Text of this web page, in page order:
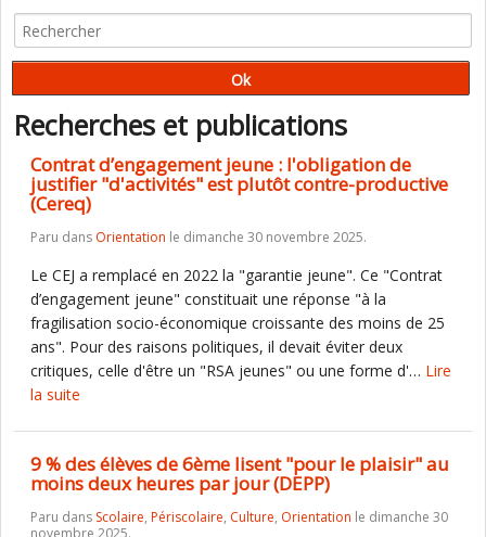
Recherches et publications
Contrat d’engagement jeune : l'obligation de
justifier "d'activités" est plutôt contre-productive
(Cereq)
Paru dans Orientation le dimanche 30 novembre 2025.
Le CEJ a remplacé en 2022 la "garantie jeune". Ce "Contrat
d’engagement jeune" constituait une réponse "à la
fragilisation socio-économique croissante des moins de 25
ans". Pour des raisons politiques, il devait éviter deux
critiques, celle d'être un "RSA jeunes" ou une forme d'… Lire
la suite
9 % des élèves de 6ème lisent "pour le plaisir" au
moins deux heures par jour (DEPP)
Paru dans Scolaire, Périscolaire, Culture, Orientation le dimanche 30
novembre 2025.